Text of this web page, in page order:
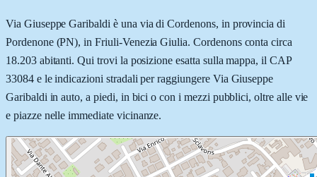
Via Giuseppe Garibaldi è una via di Cordenons, in provincia di
Pordenone (PN), in Friuli-Venezia Giulia. Cordenons conta circa
18.203 abitanti. Qui trovi la posizione esatta sulla mappa, il CAP
33084 e le indicazioni stradali per raggiungere Via Giuseppe
Garibaldi in auto, a piedi, in bici o con i mezzi pubblici, oltre alle vie
e piazze nelle immediate vicinanze.